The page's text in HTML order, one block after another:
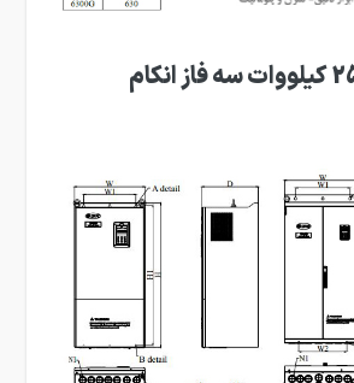
ابعاد اینورتر 250 کیلووات سه فاز انکام